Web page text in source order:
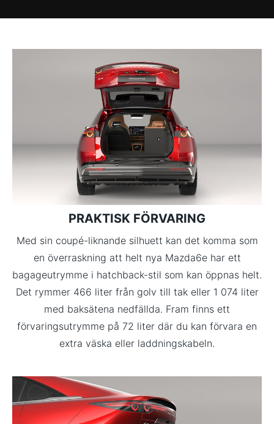
PRAKTISK FÖRVARING
Med sin coupé-liknande silhuett kan det komma som
en överraskning att helt nya Mazda6e har ett
bagageutrymme i hatchback-stil som kan öppnas helt.
Det rymmer 466 liter från golv till tak eller 1 074 liter
med baksätena nedfällda. Fram finns ett
förvaringsutrymme på 72 liter där du kan förvara en
extra väska eller laddningskabeln.